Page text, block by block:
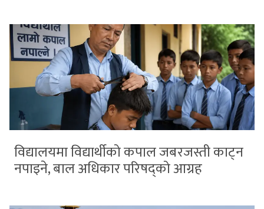
विद्यालयमा विद्यार्थीको कपाल जबरजस्ती काट्न
नपाइने, बाल अधिकार परिषद्को आग्रह